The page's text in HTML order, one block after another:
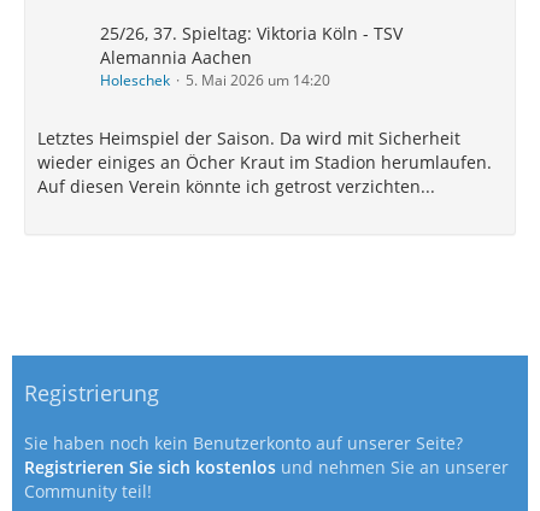
25/26, 37. Spieltag: Viktoria Köln - TSV
Alemannia Aachen
Holeschek 5. Mai 2026 um 14:20
Letztes Heimspiel der Saison. Da wird mit Sicherheit
wieder einiges an Öcher Kraut im Stadion herumlaufen.
Auf diesen Verein könnte ich getrost verzichten...
Registrierung
Sie haben noch kein Benutzerkonto auf unserer Seite?
Registrieren Sie sich kostenlos und nehmen Sie an unserer
Community teil!